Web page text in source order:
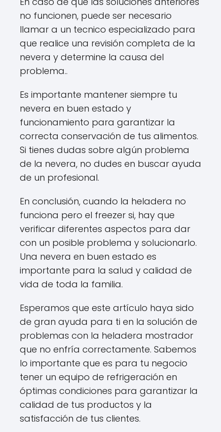
no funcionen, puede ser necesario
llamar a un tecnico especializado para
que realice una revisión completa de la
nevera y determine la causa del
problema..
Es importante mantener siempre tu
nevera en buen estado y
funcionamiento para garantizar la
correcta conservación de tus alimentos.
Si tienes dudas sobre algún problema
de la nevera, no dudes en buscar ayuda
de un profesional.
En conclusión, cuando la heladera no
funciona pero el freezer si, hay que
verificar diferentes aspectos para dar
con un posible problema y solucionarlo.
Una nevera en buen estado es
importante para la salud y calidad de
vida de toda la familia.
Esperamos que este artículo haya sido
de gran ayuda para ti en la solución de
problemas con la heladera mostrador
que no enfría correctamente. Sabemos
lo importante que es para tu negocio
tener un equipo de refrigeración en
óptimas condiciones para garantizar la
calidad de tus productos y la
satisfacción de tus clientes.